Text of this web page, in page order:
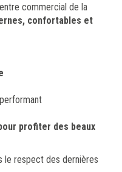
commercial de la
confortables et
profiter des beaux
le respect des dernières